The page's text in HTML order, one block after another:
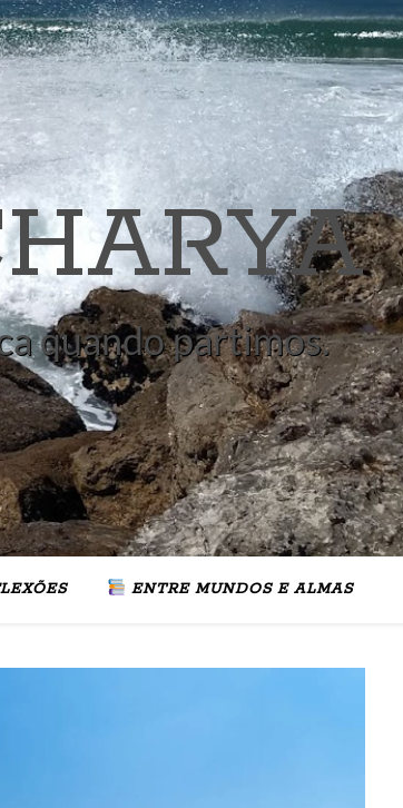
quando partimos.
ENTRE MUNDOS E ALMAS